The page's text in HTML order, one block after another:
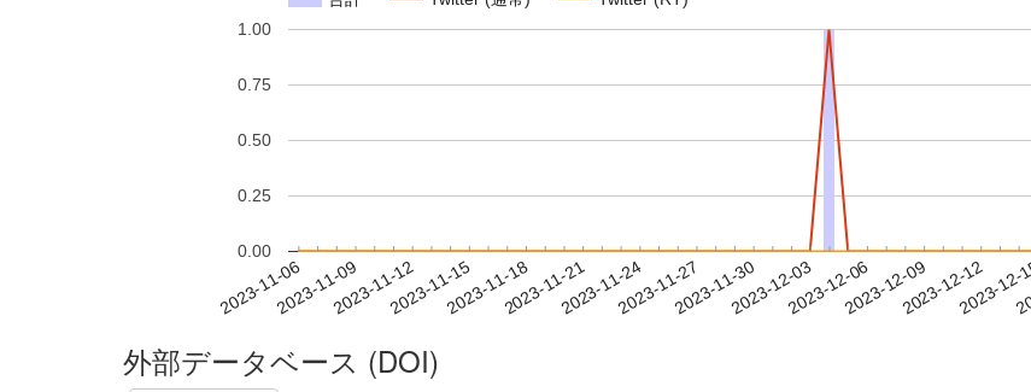
2023-11-062023-11-092023-11-122023-11-152023-11-182023-11-212023-11-242023-11-272023-11-302023-12-032023-12-062023-12-092023-12-12
2023-
0.00
0.25
0.50
0.75
1.00
外部データベース (DOI)